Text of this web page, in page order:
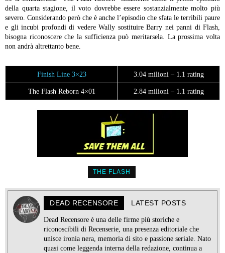
della quarta stagione, il voto dovrebbe essere sostanzialmente molto più
severo. Considerando però che è anche l’episodio che sfata le terribili paure
e gli incubi profondi di vedere Wally sostituire Barry nei panni di Flash,
bisogna riconoscere che la sufficienza può meritarsela. La prossima volta
non andrà altrettanto bene.
Finish Line 3×23 3.04 milioni – 1.1 rating
The Flash Reborn 4×01 2.84 milioni – 1.1 rating
THE FLASH
DEAD RECENSORE LATEST POSTS
Dead Recensore è una delle firme più storiche e
riconoscibili di Recenserie, una presenza editoriale che
unisce ironia nera, memoria di sito e passione seriale. Nato
quasi come leggenda interna della redazione, continua a